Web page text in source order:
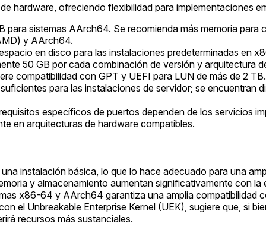
hardware, ofreciendo flexibilidad para implementaciones
para sistemas AArch64. Se recomienda más memoria
y AArch64.
en disco para las instalaciones predeterminadas en
50 GB por cada combinación de versión y arquitectura
compatibilidad con GPT y UEFI para LUN de más de 2 TB.
para las instalaciones de servidor; se
específicos de puertos dependen de los servicios
en arquitecturas de hardware compatibles.
instalación básica, lo que lo hace adecuado para una
y almacenamiento aumentan significativamente con
x86-64 y AArch64 garantiza una amplia compatibilidad
el Unbreakable Enterprise Kernel (UEK), sugiere que, si
recursos más sustanciales.